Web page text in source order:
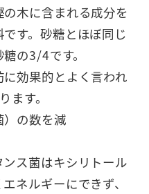
木に含まれる成分を
す。砂糖とほぼ同じ
の3/4です。
効果的とよく言われ
ます。
の数を減
ス菌はキシリトール
ネルギーにできず、